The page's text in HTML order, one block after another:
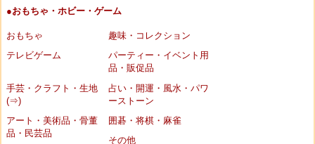
●おもちゃ・ホビー・ゲーム
おもちゃ
趣味・コレクション
テレビゲーム
パーティー・イベント用
品・販促品
手芸・クラフト・生地
(⇒)
占い・開運・風水・パワ
ーストーン
アート・美術品・骨董
品・民芸品
囲碁・将棋・麻雀
その他